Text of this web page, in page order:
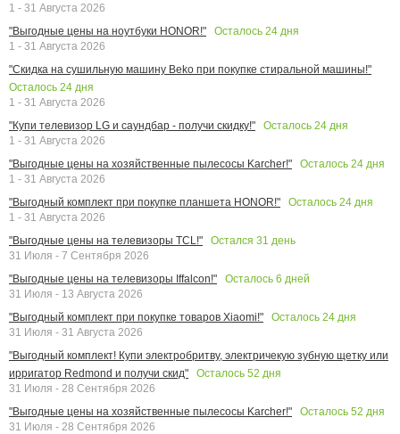
1 - 31 Августа 2026
"Выгодные цены на ноутбуки HONOR!"
Осталось 24 дня
1 - 31 Августа 2026
"Скидка на сушильную машину Beko при покупке стиральной машины!"
Осталось 24 дня
1 - 31 Августа 2026
"Купи телевизор LG и саундбар - получи скидку!"
Осталось 24 дня
1 - 31 Августа 2026
"Выгодные цены на хозяйственные пылесосы Karcher!"
Осталось 24 дня
1 - 31 Августа 2026
"Выгодный комплект при покупке планшета HONOR!"
Осталось 24 дня
1 - 31 Августа 2026
"Выгодные цены на телевизоры TCL!"
Остался 31 день
31 Июля - 7 Сентября 2026
"Выгодные цены на телевизоры Iffalcon!"
Осталось 6 дней
31 Июля - 13 Августа 2026
"Выгодный комплект при покупке товаров Xiaomi!"
Осталось 24 дня
31 Июля - 31 Августа 2026
"Выгодный комплект! Купи электробритву, электричекую зубную щетку или
ирригатор Redmond и получи скид"
Осталось 52 дня
31 Июля - 28 Сентября 2026
"Выгодные цены на хозяйственные пылесосы Karcher!"
Осталось 52 дня
31 Июля - 28 Сентября 2026